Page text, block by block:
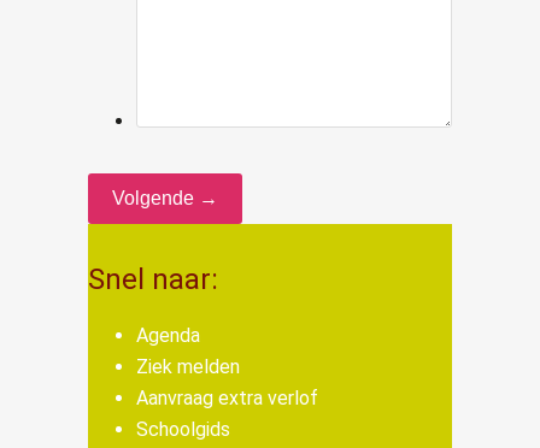
Volgende →
Snel naar:
Agenda
Ziek melden
Aanvraag extra verlof
Schoolgids